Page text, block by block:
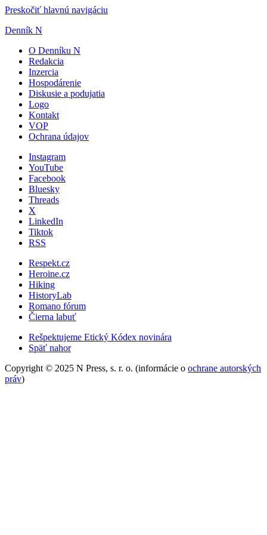
Preskočiť hlavnú navigáciu
Denník N
O Denníku N
Redakcia
Inzercia
Hospodárenie
Diskusie a podujatia
Logo
Kontakt
VOP
Ochrana údajov
Instagram
YouTube
Facebook
Bluesky
Threads
X
LinkedIn
Tiktok
RSS
Respekt.cz
Heroine.cz
Hiking
HistoryLab
Romano fórum
Čierna labuť
Rešpektujeme Etický Kódex novinára
Späť nahor
Copyright © 2025 N Press, s. r. o. (informácie o ochrane autorských
práv)